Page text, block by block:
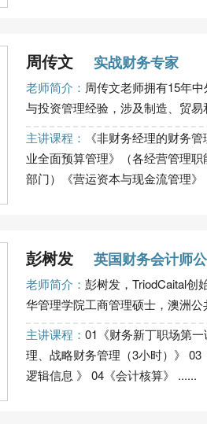
周传文 实战财务专家
老师简介： 周传文老师拥有15年
与投资管理经验，涉及制造、贸易
主讲课程：
《非财务经理的财务
业全面预算管理》（各经营管理
部门）《营运资本与现金流管理
彭树发 英国财务会计师
老师简介： 彭树发，TriodCaital创
华管理学院工商管理硕士，澳洲公
主讲课程： 01《财务新丁职场第
理、战略财务管理（3小时）》 03
逻辑信息 》 04《会计核算》 ......